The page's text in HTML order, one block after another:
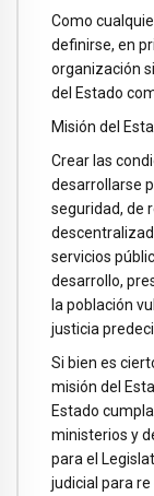
Como
definirse, en
organización
del Estado
Misión del
Crear las
desarrollarse
seguridad, de
servicios
desarrollo,
la población
justicia
Si bien es
misión del
Estado
ministerios y
para el
judicial para